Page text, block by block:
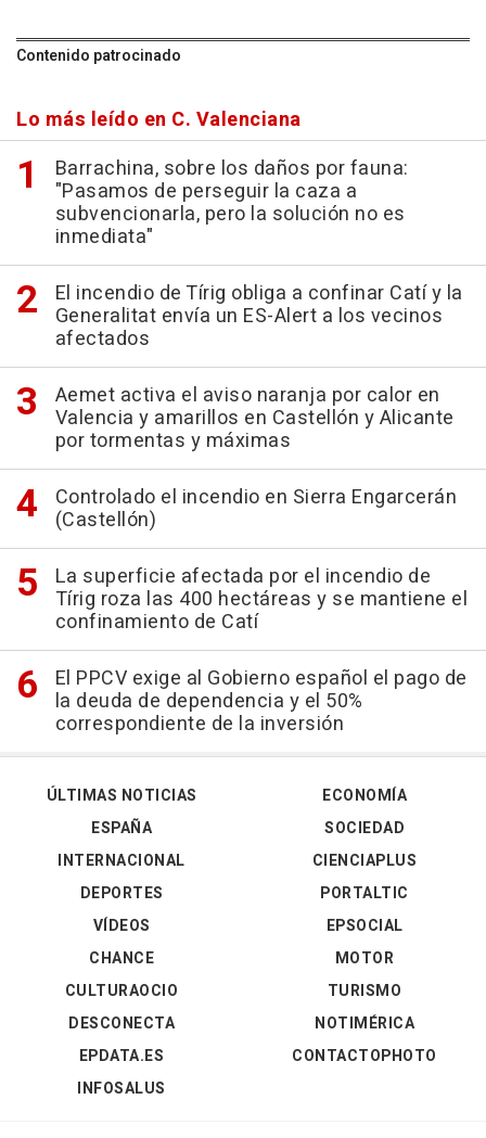
Contenido patrocinado
Lo más leído en C. Valenciana
Barrachina, sobre los daños por fauna:
"Pasamos de perseguir la caza a
subvencionarla, pero la solución no es
inmediata"
El incendio de Tírig obliga a confinar Catí y la
Generalitat envía un ES-Alert a los vecinos
afectados
Aemet activa el aviso naranja por calor en
Valencia y amarillos en Castellón y Alicante
por tormentas y máximas
Controlado el incendio en Sierra Engarcerán
(Castellón)
La superficie afectada por el incendio de
Tírig roza las 400 hectáreas y se mantiene el
confinamiento de Catí
El PPCV exige al Gobierno español el pago de
la deuda de dependencia y el 50%
correspondiente de la inversión
ÚLTIMAS NOTICIAS
ESPAÑA
INTERNACIONAL
DEPORTES
VÍDEOS
ECONOMÍA
SOCIEDAD
CIENCIAPLUS
PORTALTIC
EPSOCIAL
CHANCE
CULTURAOCIO
DESCONECTA
EPDATA.ES
INFOSALUS
MOTOR
TURISMO
NOTIMÉRICA
CONTACTOPHOTO